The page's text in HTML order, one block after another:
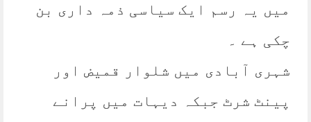
میں یہ رسم ایک سیاسی ذمہ داری بن
چکی ہے ۔
شہری آبادی میں شلوار قمیض اور
پینٹ شرٹ جبکہ دیہات میں پرانے